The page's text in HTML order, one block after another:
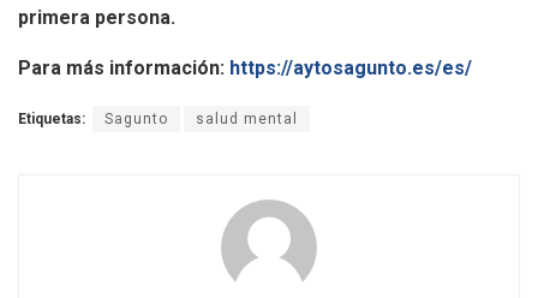
primera persona.
Para más información: https://aytosagunto.es/es/
Etiquetas: Sagunto salud mental